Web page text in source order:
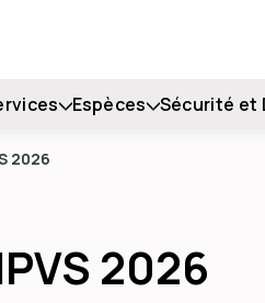
Espèces Sécurité et
2026
2026